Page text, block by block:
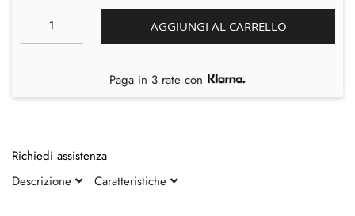
AGGIUNGI AL CARRELLO
Paga in 3 rate con
Richiedi assistenza
Descrizione
Caratteristiche